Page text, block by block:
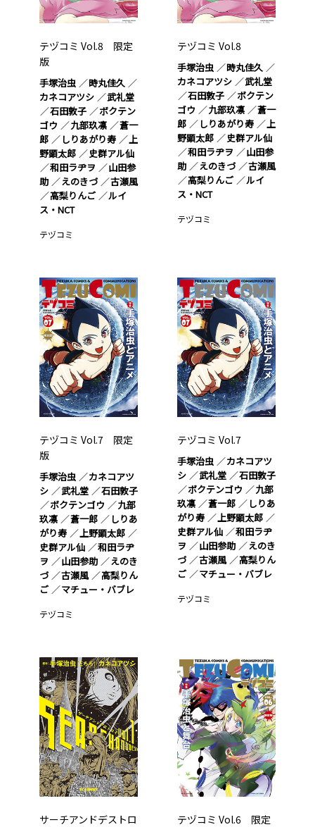
テヅコミ Vol.8 限定
版
手塚治虫
時丸佳久
カネコアツシ
武礼堂
石田敦子
ボクテン
ゴウ
九部玖凛
蒼一
郎
しりあがり寿
上
野顕太郎
史群アル仙
和田ラヂヲ
山田参
助
えのきづ
古瀬風
高梨りんご
ルイ
ス・NCT
テヅコミ
テヅコミ Vol.8
手塚治虫
時丸佳久
カネコアツシ
武礼堂
石田敦子
ボクテン
ゴウ
九部玖凛
蒼一
郎
しりあがり寿
上
野顕太郎
史群アル仙
和田ラヂヲ
山田参
助
えのきづ
古瀬風
高梨りんご
ルイ
ス・NCT
テヅコミ
テヅコミ Vol.7 限定
版
手塚治虫
カネコアツ
シ
武礼堂
石田敦子
ボクテンゴウ
九部
玖凛
蒼一郎
しりあ
がり寿
上野顕太郎
史群アル仙
和田ラヂ
ヲ
山田参助
えのき
づ
古瀬風
高梨りん
ご
マチュー・バブレ
テヅコミ
テヅコミ Vol.7
手塚治虫
カネコアツ
シ
武礼堂
石田敦子
ボクテンゴウ
九部
玖凛
蒼一郎
しりあ
がり寿
上野顕太郎
史群アル仙
和田ラヂ
ヲ
山田参助
えのき
づ
古瀬風
高梨りん
ご
マチュー・バブレ
テヅコミ
サーチアンドデストロ
テヅコミ Vol.6 限定